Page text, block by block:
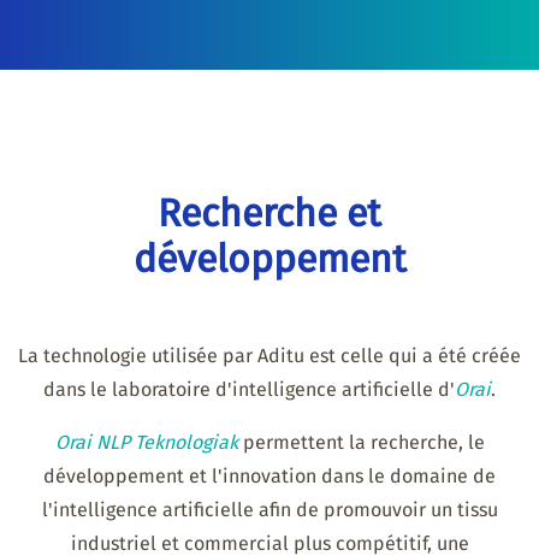
Recherche et
développement
La technologie utilisée par Aditu est celle qui a été créée
dans le laboratoire d'intelligence artificielle d'Orai.
Orai NLP Teknologiakpermettent la recherche, le
développement et l'innovation dans le domaine de
l'intelligence artificielle afin de promouvoir un tissu
industriel et commercial plus compétitif, une